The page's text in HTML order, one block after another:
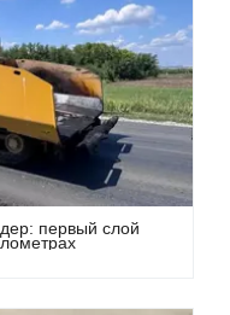
первый слой